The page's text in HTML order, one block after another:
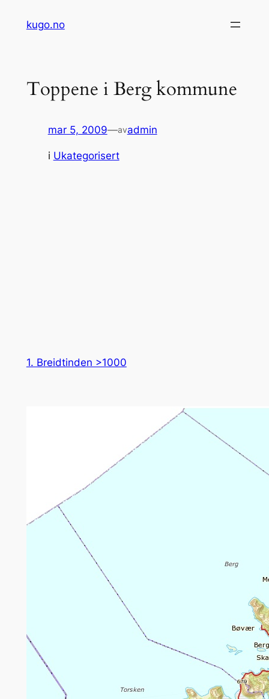
kugo.no
Toppene i Berg kommune
mar 5, 2009—avadmin
i Ukategorisert
1. Breidtinden >1000